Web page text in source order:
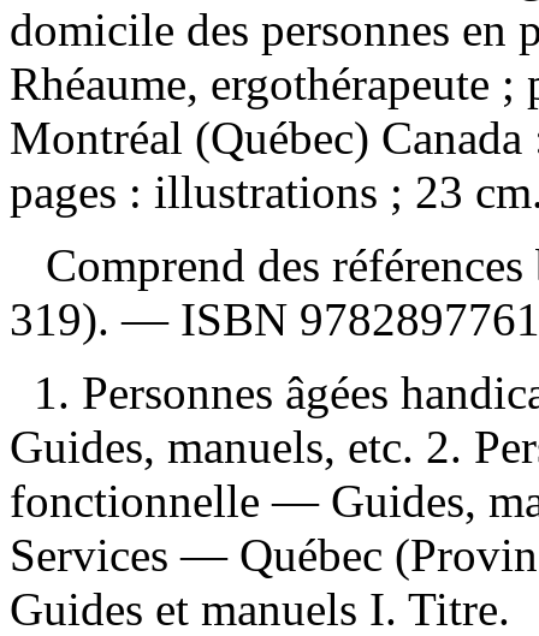
domicile des personnes en
Rhéaume, ergothérapeute
Montréal (Québec)
pages : illustrations ; 23
Comprend des
319). — ISBN
1. Personnes âgées
Guides, manuels, etc. 2.
fonctionnelle — Guides,
Services — Québec
Guides et manuels I. Titre.